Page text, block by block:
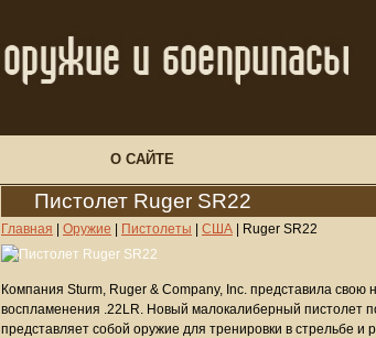
О САЙТЕ
Пистолет Ruger SR22
Главная Оружие Пистолеты США Ruger SR22
Компания Sturm, Ruger & Company, Inc. представила свою
воспламенения .22LR. Новый малокалиберный пистолет
представляет собой оружие для тренировки в стрельбе и